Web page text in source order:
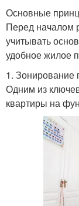
Основные
Перед началом
учитывать
удобное жилое
1. Зонирование
Одним из
квартиры на